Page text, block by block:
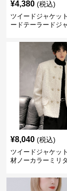
¥4,380 (税込)
ツイードジャケッ
ードテーラードジ
¥8,040 (税込)
ツイードジャケッ
材ノーカラーミリ